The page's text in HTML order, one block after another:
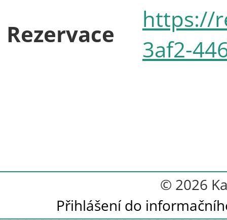
Rezervace
https://
3af2-
© 2026
Přihlášení do